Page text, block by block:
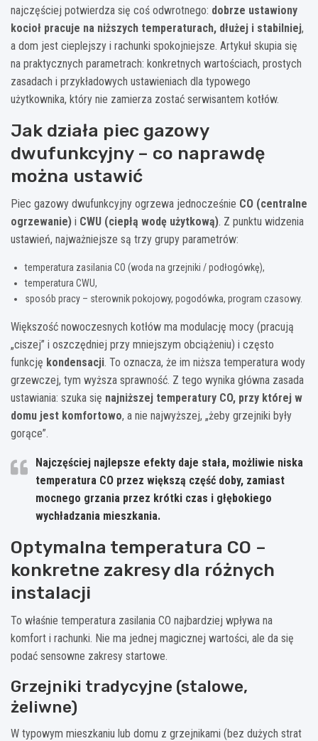
najczęściej potwierdza się coś odwrotnego: dobrze ustawiony
kocioł pracuje na niższych temperaturach, dłużej i stabilniej,
a dom jest cieplejszy i rachunki spokojniejsze. Artykuł skupia się
na praktycznych parametrach: konkretnych wartościach, prostych
zasadach i przykładowych ustawieniach dla typowego
użytkownika, który nie zamierza zostać serwisantem kotłów.
Jak działa piec gazowy
dwufunkcyjny – co naprawdę
można ustawić
Piec gazowy dwufunkcyjny ogrzewa jednocześnie CO (centralne
ogrzewanie) i CWU (ciepłą wodę użytkową). Z punktu widzenia
ustawień, najważniejsze są trzy grupy parametrów:
temperatura zasilania CO (woda na grzejniki / podłogówkę),
temperatura CWU,
sposób pracy – sterownik pokojowy, pogodówka, program czasowy.
Większość nowoczesnych kotłów ma modulację mocy (pracują
„ciszej” i oszczędniej przy mniejszym obciążeniu) i często
funkcję kondensacji. To oznacza, że im niższa temperatura wody
grzewczej, tym wyższa sprawność. Z tego wynika główna zasada
ustawiania: szuka się najniższej temperatury CO, przy której w
domu jest komfortowo, a nie najwyższej, „żeby grzejniki były
gorące”.
Najczęściej najlepsze efekty daje stała, możliwie niska
temperatura CO przez większą część doby, zamiast
mocnego grzania przez krótki czas i głębokiego
wychładzania mieszkania.
Optymalna temperatura CO –
konkretne zakresy dla różnych
instalacji
To właśnie temperatura zasilania CO najbardziej wpływa na
komfort i rachunki. Nie ma jednej magicznej wartości, ale da się
podać sensowne zakresy startowe.
Grzejniki tradycyjne (stalowe,
żeliwne)
W typowym mieszkaniu lub domu z grzejnikami (bez dużych strat